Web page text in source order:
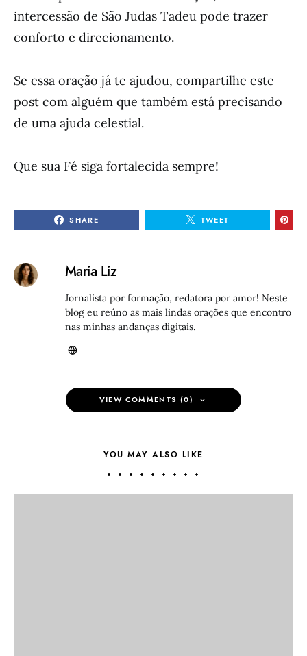
intercessão de São Judas Tadeu pode trazer
conforto e direcionamento.
Se essa oração já te ajudou, compartilhe este
post com alguém que também está precisando
de uma ajuda celestial.
Que sua Fé siga fortalecida sempre!
SHARE TWEET
Maria Liz
Jornalista por formação, redatora por amor! Neste
blog eu reúno as mais lindas orações que encontro
nas minhas andanças digitais.
VIEW COMMENTS (0)
YOU MAY ALSO LIKE